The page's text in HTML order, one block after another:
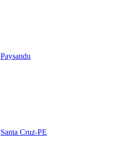
Paysandu
Santa Cruz-PE